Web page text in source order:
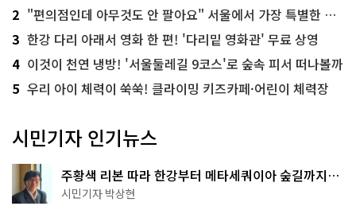
2 "편의점인데 아무것도 안 팔아요" 서울에서 가장 특별한 편의점의 정체
3 한강 다리 아래서 영화 한 편! '다리밑 영화관' 무료 상영
4 이것이 천연 냉방! '서울둘레길 9코스'로 숲속 피서 떠나볼까
5 우리 아이 체력이 쑥쑥! 클라이밍 키즈카페·어린이 체력장
시민기자 인기뉴스
주황색 리본 따라 한강부터 메타세쿼이아 숲길까지…
서울둘레길 15코스
시민기자 박상현